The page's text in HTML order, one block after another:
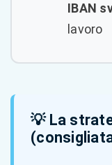
IBAN
lavoro
💡 La